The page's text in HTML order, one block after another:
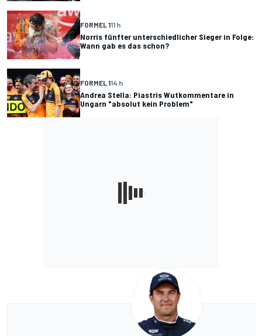
FORMEL 111 h
Norris fünfter unterschiedlicher Sieger in Folge:
Wann gab es das schon?
FORMEL 114 h
Andrea Stella: Piastris Wutkommentare in
Ungarn "absolut kein Problem"